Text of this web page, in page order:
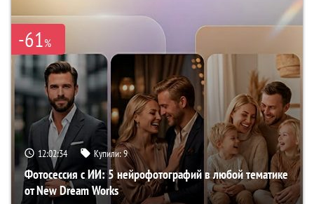
-61%
12:02:33 Купили:9
Фотосессия с ИИ: 5 нейрофотографий в любой тематике
от New Dream Works